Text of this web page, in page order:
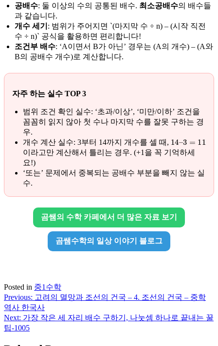
공배수: 둘 이상의 수의 공통된 배수. 최소공배수의 배수들
과 같습니다.
개수 세기 : 범위가 주어지면 `(마지막 수 ÷ n) – (시작 직전
수 ÷ n)` 공식을 활용하면 편리합니다!
조건부 배수: ‘A이면서 B가 아닌’ 경우는 (A의 개수) – (A와
B의 공배수 개수)로 계산합니다.
자주 하는 실수 TOP 3
범위 조건 확인 실수: ‘초과/이상’, ‘미만/이하’ 조건을
꼼꼼히 읽지 않아 첫 수나 마지막 수를 잘못 구하는 경
우.
개수 계산 실수: 3부터 14까지 개수를 셀 때, 14 3 11
이라고만 계산해서 틀리는 경우. (+1을 꼭 기억하세
요!)
‘또는’ 문제에서 중복되는 공배수 부분을 빼지 않는 실
수.
곰쌤의 수학 카페에서 더 많은 자료 보기
곰쌤수학의 일상 이야기 블로그
Posted in 중1수학
글
탐
색
Previous: 고려의 멸망과 조선의 건국 – 4. 조선의 건국 – 중학
역사 한국사
Next: 가장 작은 세 자리 배수 구하기, 나눗셈 하나로 끝내는 꿀
팁-1005